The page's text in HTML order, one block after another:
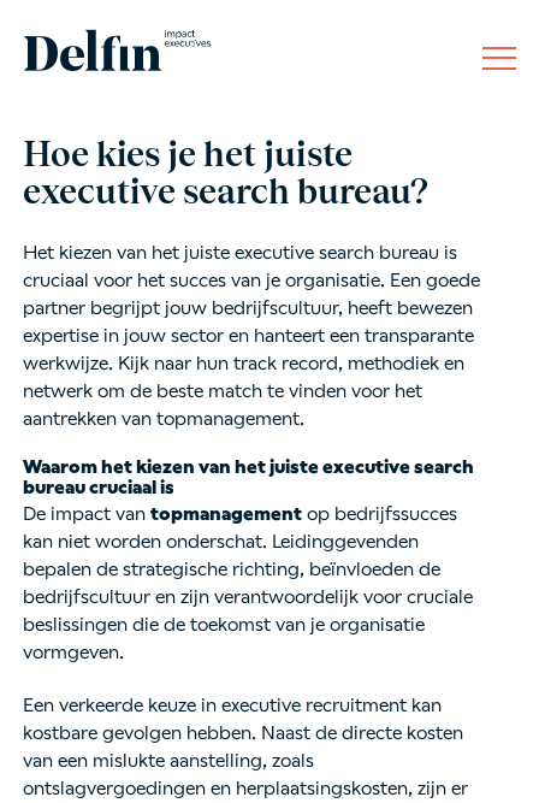
Hoe kies je het juiste
executive search bureau?
Het kiezen van het juiste executive search bureau is
cruciaal voor het succes van je organisatie. Een goede
partner begrijpt jouw bedrijfscultuur, heeft bewezen
expertise in jouw sector en hanteert een transparante
werkwijze. Kijk naar hun track record, methodiek en
netwerk om de beste match te vinden voor het
aantrekken van topmanagement.
Waarom het kiezen van het juiste executive search
bureau cruciaal is
De impact vantopmanagement op bedrijfssucces
kan niet worden onderschat. Leidinggevenden
bepalen de strategische richting, beïnvloeden de
bedrijfscultuur en zijn verantwoordelijk voor cruciale
beslissingen die de toekomst van je organisatie
vormgeven.
Een verkeerde keuze in executive recruitment kan
kostbare gevolgen hebben. Naast de directe kosten
van een mislukte aanstelling, zoals
ontslagvergoedingen en herplaatsingskosten, zijn er